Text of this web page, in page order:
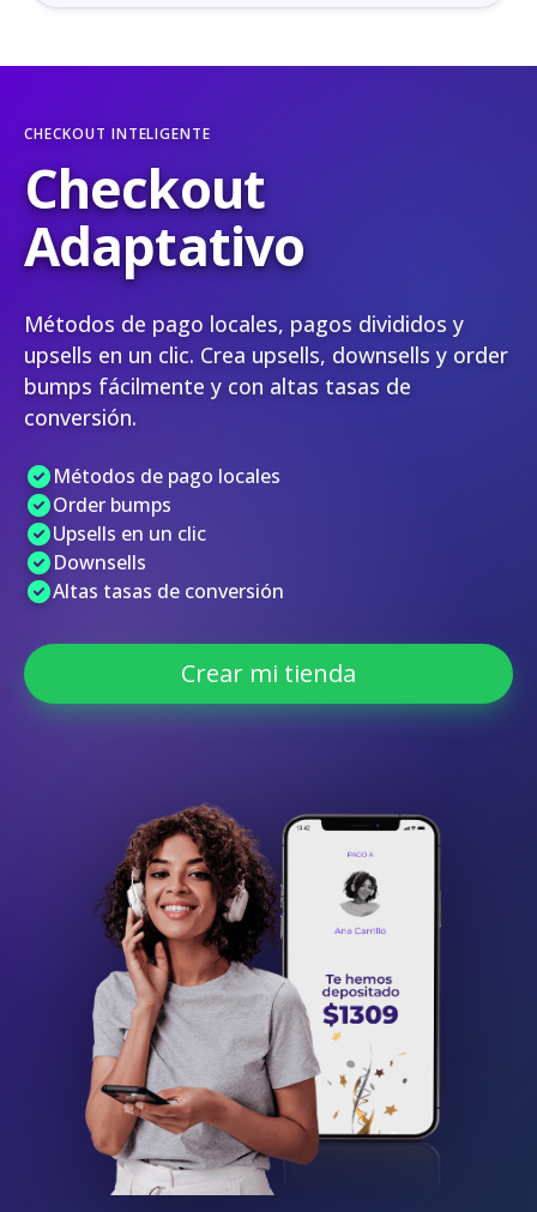
CHECKOUT INTELIGENTE
Checkout
Adaptativo
Métodos de pago locales, pagos divididos y
upsells en un clic. Crea upsells, downsells y order
bumps fácilmente y con altas tasas de
conversión.
Métodos de pago locales
Order bumps
Upsells en un clic
Downsells
Altas tasas de conversión
Crear mi tienda